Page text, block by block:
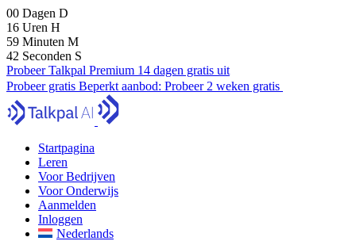
00 Dagen D
16 Uren H
59 Minuten M
42 Seconden S
Probeer Talkpal Premium 14 dagen gratis uit
Probeer gratis Beperkt aanbod: Probeer 2 weken gratis
Startpagina
Leren
Voor Bedrijven
Voor Onderwijs
Aanmelden
Inloggen
Nederlands